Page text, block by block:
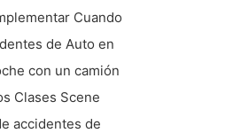
en EE.UU. en el año 1998
Cuando
?
de Auto en
con un camión
Clases Scene
accidentes de